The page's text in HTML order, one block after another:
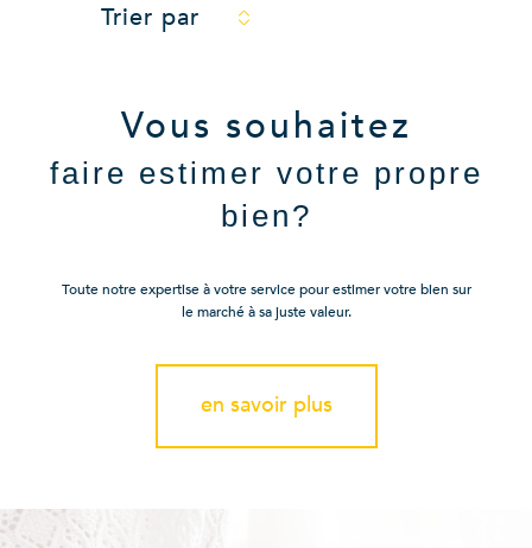
Trier par
Vous souhaitez
faire estimer votre propre
bien?
Toute notre expertise à votre service pour estimer votre bien sur
le marché à sa juste valeur.
en savoir plus